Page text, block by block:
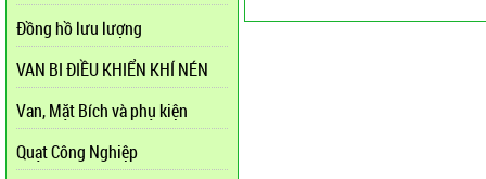
Đồng hồ lưu lượng
VAN BI ĐIỀU KHIỂN KHÍ NÉN
Van, Mặt Bích và phụ kiện
Quạt Công Nghiệp